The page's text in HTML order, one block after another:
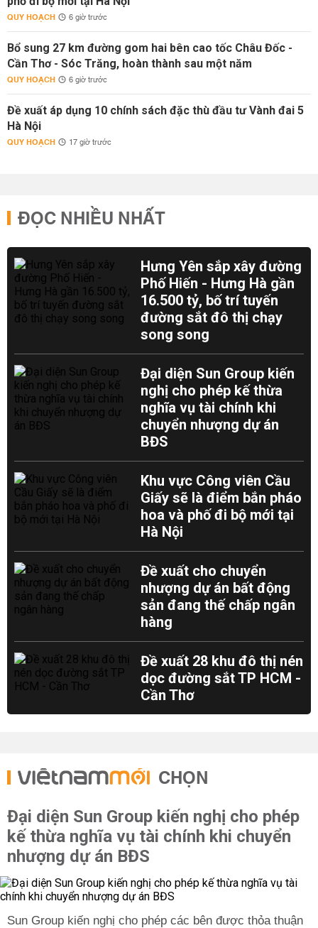
QUY HOẠCH 6 giờ trước
Bổ sung 27 km đường gom hai bên cao tốc Châu Đốc -
Cần Thơ - Sóc Trăng, hoàn thành sau một năm
QUY HOẠCH 6 giờ trước
Đề xuất áp dụng 10 chính sách đặc thù đầu tư Vành đai 5
Hà Nội
QUY HOẠCH 17 giờ trước
ĐỌC NHIỀU NHẤT
Hưng Yên sắp xây đường
Phố Hiến - Hưng Hà gần
16.500 tỷ, bố trí tuyến
đường sắt đô thị chạy
song song
Đại diện Sun Group kiến
nghị cho phép kế thừa
nghĩa vụ tài chính khi
chuyển nhượng dự án
BĐS
Khu vực Công viên Cầu
Giấy sẽ là điểm bắn pháo
hoa và phố đi bộ mới tại
Hà Nội
Đề xuất cho chuyển
nhượng dự án bất động
sản đang thế chấp ngân
hàng
Đề xuất 28 khu đô thị nén
dọc đường sắt TP HCM -
Cần Thơ
CHỌN
Đại diện Sun Group kiến nghị cho phép
kế thừa nghĩa vụ tài chính khi chuyển
nhượng dự án BĐS
Sun Group kiến nghị cho phép các bên được thỏa thuận